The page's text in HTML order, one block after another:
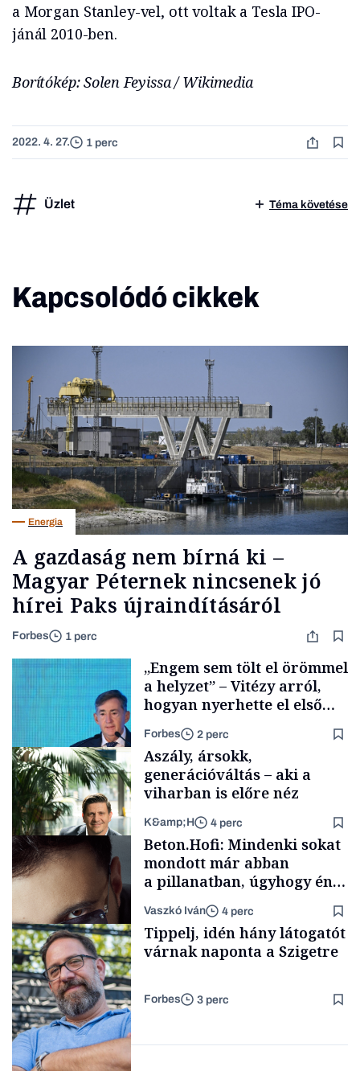
a Morgan Stanley-vel, ott voltak a Tesla IPO-
jánál 2010-ben.
Borítókép: Solen Feyissa / Wikimedia
2022. 4. 27. 1 perc
Üzlet Téma követése
Kapcsolódó cikkek
Energia
A gazdaság nem bírná ki –
Magyar Péternek nincsenek jó
hírei Paks újraindításáról
Forbes 1 perc
Elszámoltatás
„Engem sem tölt el örömmel
a helyzet” – Vitézy arról,
hogyan nyerhette el első
tenderét Mészárosék cége a
Tisza-kormány alatt
Forbes 2 perc
TÁMOGATÓI
TARTALOM
Aszály, ársokk,
generációváltás – aki a
viharban is előre néz
K&amp;H 4 perc
Forbes-sztori
Beton.Hofi: Mindenki sokat
mondott már abban
a pillanatban, úgyhogy én
a legsarkosabb
gondolataimat akartam
kimondani
Vaszkó Iván 4 perc
Tippelj, idén hány látogatót
várnak naponta a Szigetre
Forbes 3 perc